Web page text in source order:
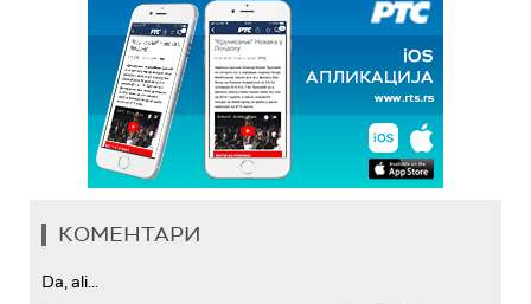
КОМЕНТАРИ
Da, ali...